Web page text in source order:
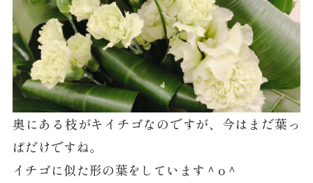
奥にある枝がキイチゴなのですが、今はまだ葉っ
ぱだけですね。
イチゴに似た形の葉をしています＾o＾